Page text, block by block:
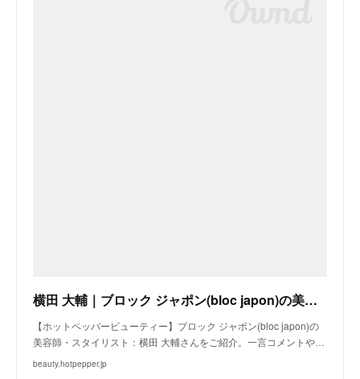
横田 大輔｜ブロック ジャポン(bloc japon)の美容師・スタイリスト｜ホットペッパービューティー
【ホットペッパービューティー】ブロック ジャポン(bloc japon)の
美容師・スタイリスト：横田 大輔さんをご紹介。一言コメントや…
beauty.hotpepper.jp